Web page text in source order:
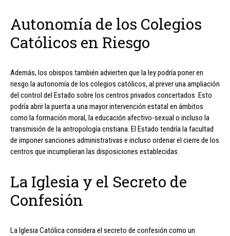
Autonomía de los Colegios
Católicos en Riesgo
Además, los obispos también advierten que la ley podría poner en
riesgo la autonomía de los colegios católicos, al prever una ampliación
del control del Estado sobre los centros privados concertados. Esto
podría abrir la puerta a una mayor intervención estatal en ámbitos
como la formación moral, la educación afectivo-sexual o incluso la
transmisión de la antropología cristiana. El Estado tendría la facultad
de imponer sanciones administrativas e incluso ordenar el cierre de los
centros que incumplieran las disposiciones establecidas.
La Iglesia y el Secreto de
Confesión
La Iglesia Católica considera el secreto de confesión como un